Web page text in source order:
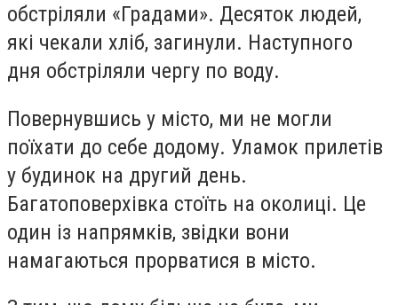
обстріляли «Градами». Десяток людей,
які чекали хліб, загинули. Наступного
дня обстріляли чергу по воду.
Повернувшись у місто, ми не могли
поїхати до себе додому. Уламок прилетів
у будинок на другий день.
Багатоповерхівка стоїть на околиці. Це
один із напрямків, звідки вони
намагаються прорватися в місто.